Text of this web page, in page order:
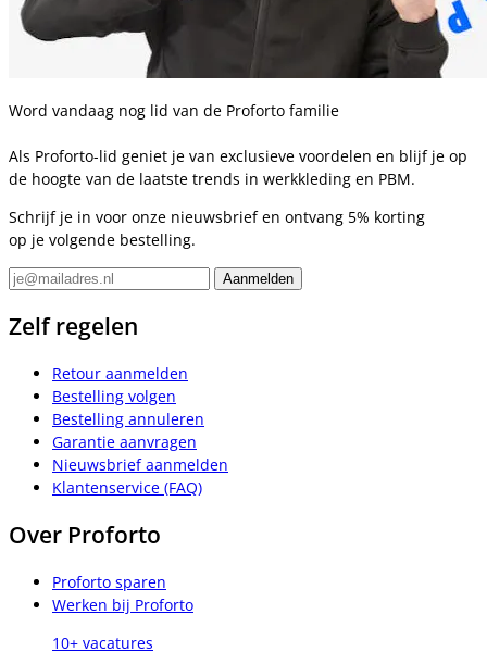
Word vandaag nog lid van de Proforto familie
Als Proforto-lid geniet je van exclusieve voordelen en blijf je op
de hoogte van de laatste trends in werkkleding en PBM.
Schrijf je in voor onze nieuwsbrief en ontvang 5% korting
op je volgende bestelling.
Zelf regelen
Retour aanmelden
Bestelling volgen
Bestelling annuleren
Garantie aanvragen
Nieuwsbrief aanmelden
Klantenservice (FAQ)
Over Proforto
Proforto sparen
Werken bij Proforto
10+ vacatures